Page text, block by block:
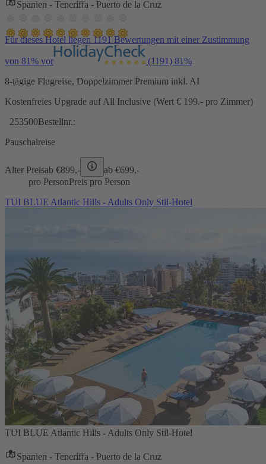
Spanien - Teneriffa - Puerto de la Cruz
Für dieses Hotel liegen 1191 Bewertungen mit einer Zustimmung
von 81% vor (1191) 81%
8-tägige Flugreise, Doppelzimmer Premium inkl. AI
Kostenfreies Upgrade auf All Inclusive (Wert € 199.- pro Zimmer)
253500Bestellnr.:
Pauschalreise
Alter Preisab €899,- ab €699,-
pro PersonPreis pro Person
TUI BLUE Atlantic Hills - Adults Only Stil-Hotel
TUI BLUE Atlantic Hills - Adults Only Stil-Hotel
Spanien - Teneriffa - Puerto de la Cruz